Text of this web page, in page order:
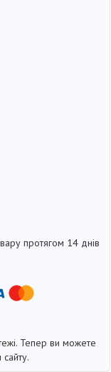
протягом 14 днів
Тепер ви можете